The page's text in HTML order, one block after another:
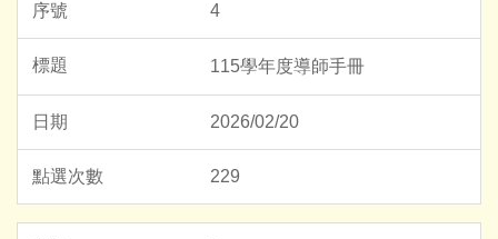
4
115學年度導師手冊
2026/02/20
229